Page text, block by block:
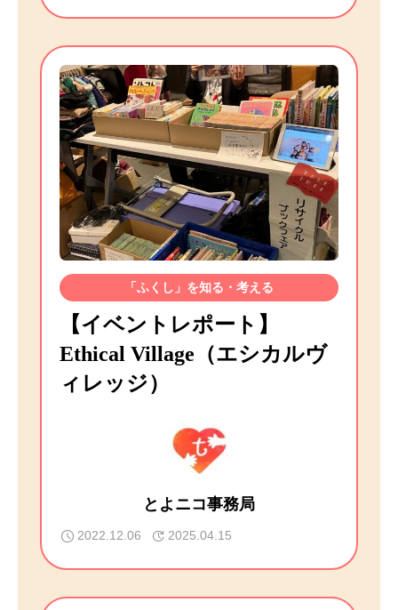
「ふくし」を知る・考える
【イベントレポート】
Ethical Village（エシカルヴ
ィレッジ）
とよニコ事務局
2022.12.06 2025.04.15